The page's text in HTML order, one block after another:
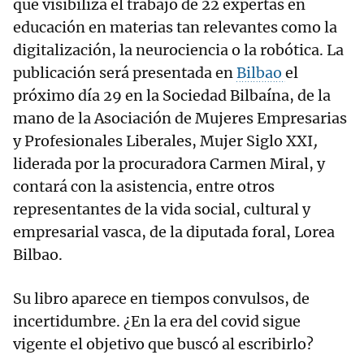
que visibiliza el trabajo de 22 expertas en
educación en materias tan relevantes como la
digitalización, la neurociencia o la robótica. La
publicación será presentada enBilbao el
próximo día 29 en la Sociedad Bilbaína, de la
mano de la Asociación de Mujeres Empresarias
y Profesionales Liberales, Mujer Siglo XXI,
liderada por la procuradora Carmen Miral, y
contará con la asistencia, entre otros
representantes de la vida social, cultural y
empresarial vasca, de la diputada foral, Lorea
Bilbao.
Su libro aparece en tiempos convulsos, de
incertidumbre. ¿En la era del covid sigue
vigente el objetivo que buscó al escribirlo?